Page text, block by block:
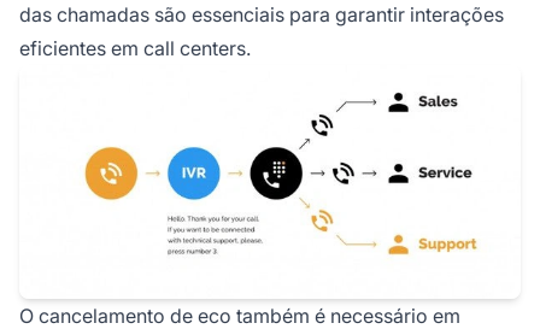
das chamadas são essenciais para garantir interações
eficientes em call centers.
O cancelamento de eco também é necessário em